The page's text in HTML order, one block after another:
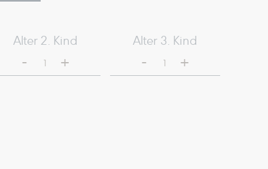
Alter 2. Kind
- +
Alter 3. Kind
- +